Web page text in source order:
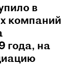
в
компаний
года, на